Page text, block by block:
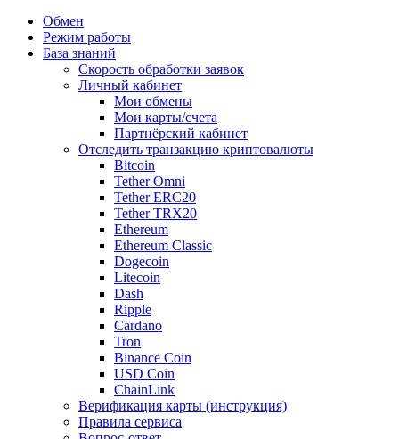
Обмен
Режим работы
База знаний
Скорость обработки заявок
Личный кабинет
Мои обмены
Мои карты/счета
Партнёрский кабинет
Отследить транзакцию криптовалюты
Bitcoin
Tether Omni
Tether ERC20
Tether TRX20
Ethereum
Ethereum Classic
Dogecoin
Litecoin
Dash
Ripple
Cardano
Tron
Binance Coin
USD Coin
ChainLink
Верификация карты (инструкция)
Правила сервиса